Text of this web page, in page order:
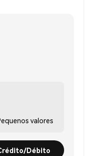
valores
Débito